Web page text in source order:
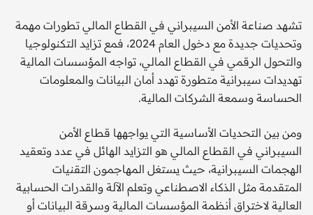
تشهد صناعة الأمن السيبراني في القطاع المالي تطورات مهمة
وتحديات جديدة مع دخول العام 2024، فمع تزايد التكنولوجيا
والتحول الرقمي في القطاع المالي، تواجه المؤسسات المالية
تهديدات سيبرانية متطورة تهدد أمان البيانات والمعلومات
الحساسة وسمعة الشركات المالية.
ومن بين التحديات الأساسية التي يواجهها قطاع الأمن
السيبراني في القطاع المالي هو التزايد الهائل في عدد وتعقيد
الهجمات السيبرانية، حيث يستغل المهاجمون التقنيات
المتقدمة مثل الذكاء الاصطناعي وتعلم الآلة والقدرات الحسابية
العالية لاختراق أنظمة المؤسسات المالية وسرقة البيانات أو